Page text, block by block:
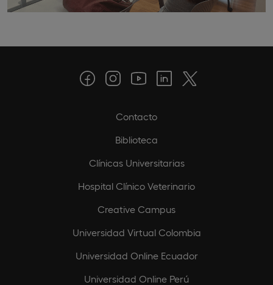
Contacto
Biblioteca
Clínicas Universitarias
Hospital Clínico Veterinario
Creative Campus
Universidad Virtual Colombia
Universidad Online Ecuador
Universidad Online Perú